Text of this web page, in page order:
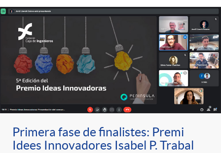
Primera fase de finalistes: Premi
Idees Innovadores Isabel P. Trabal